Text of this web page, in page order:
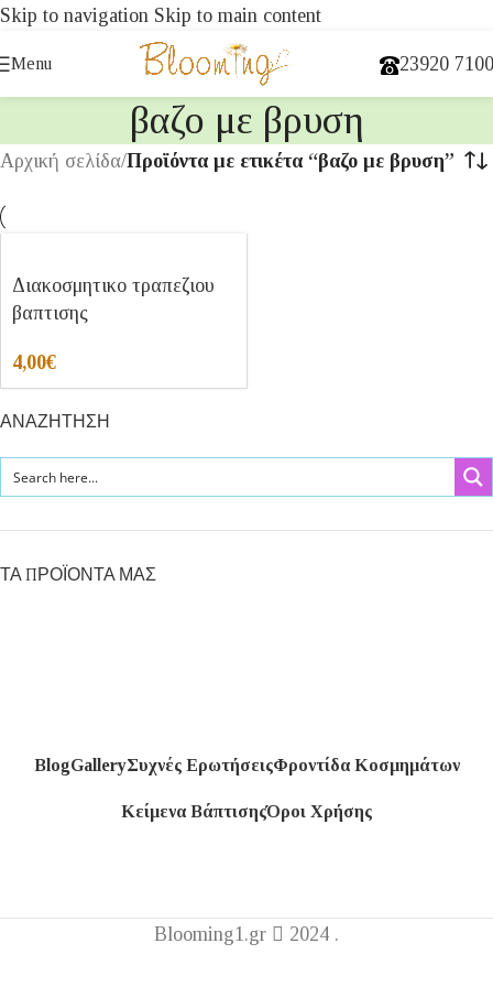
Skip to navigation Skip to main content
Menu 23920
βαζο με βρυση
Αρχική σελίδα/Προϊόντα με ετικέτα “βαζο με βρυση”
Διακοσμητικο τραπεζιου
βαπτισης
4,00€
ΑΝΑΖΗΤΗΣΗ
ΤΑ ΠΡΟΪΟΝΤΑ ΜΑΣ
BlogGalleryΣυχνές ΕρωτήσειςΦροντίδα Κοσμημάτων
Κείμενα ΒάπτισηςΌροι Χρήσης
Blooming1.gr
2024 .